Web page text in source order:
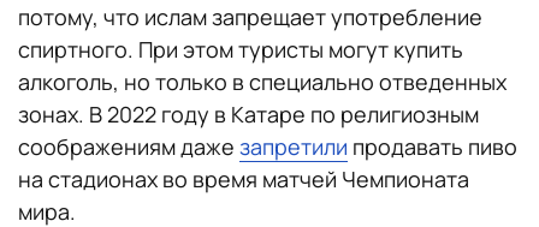
потому, что ислам запрещает употребление
спиртного. При этом туристы могут купить
алкоголь, но только в специально отведенных
зонах. В 2022 году в Катаре по религиозным
соображениям даже запретили продавать пиво
на стадионах во время матчей Чемпионата
мира.